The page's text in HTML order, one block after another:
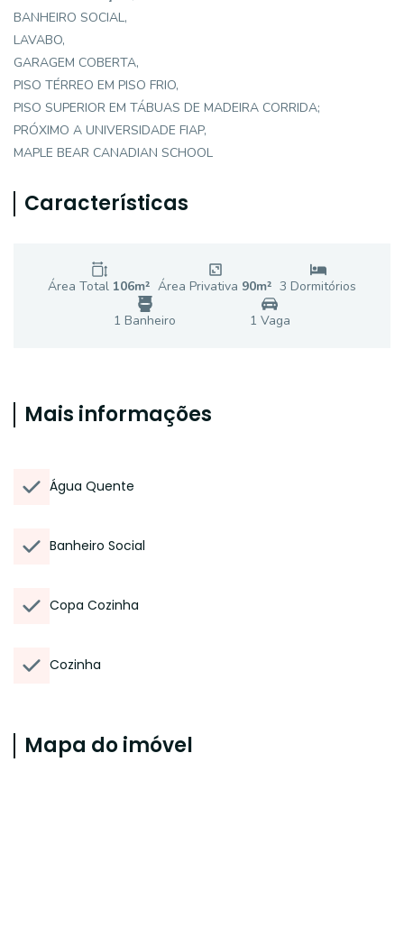
BANHEIRO SOCIAL,
LAVABO,
GARAGEM COBERTA,
PISO TÉRREO EM PISO FRIO,
PISO SUPERIOR EM TÁBUAS DE MADEIRA CORRIDA;
PRÓXIMO A UNIVERSIDADE FIAP,
MAPLE BEAR CANADIAN SCHOOL
Características
Área Total 106m² Área Privativa 90m² 3 Dormitórios
1 Banheiro 1 Vaga
Mais informações
Água Quente
Banheiro Social
Copa Cozinha
Cozinha
Mapa do imóvel